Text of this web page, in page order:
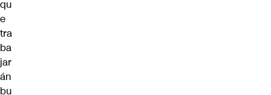
qu
e
tra
ba
jar
án
bu